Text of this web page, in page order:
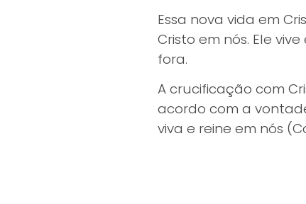
Essa nova vida em
Cristo em nós. Ele
fora.
A crucificação com
acordo com a
viva e reine em nós